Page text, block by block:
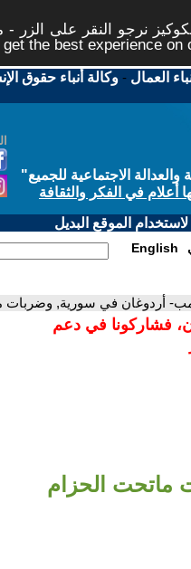
نرجو النقر على الزر
the best experience on
العمال -وكالة أنباء حقوق
الاجتماعية للجميع"
أعلام في الفكر والثقافة
الموقع البديل
English
أردوغان في سورية, وضربات
فشاركونا في دعم
ماتحت الحزام